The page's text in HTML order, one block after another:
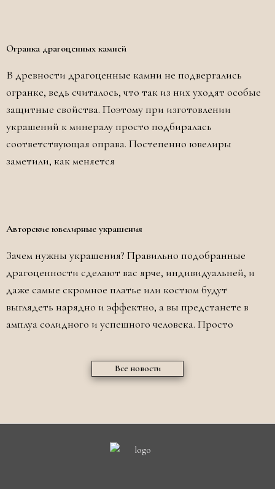
Огранка драгоценных камней
В древности драгоценные камни не подвергались
огранке, ведь считалось, что так из них уходят особые
защитные свойства. Поэтому при изготовлении
украшений к минералу просто подбиралась
соответствующая оправа. Постепенно ювелиры
заметили, как меняется
Авторские ювелирные украшения
Зачем нужны украшения? Правильно подобранные
драгоценности сделают вас ярче, индивидуальней, и
даже самые скромное платье или костюм будут
выглядеть нарядно и эффектно, а вы предстанете в
амплуа солидного и успешного человека. Просто
Все новости